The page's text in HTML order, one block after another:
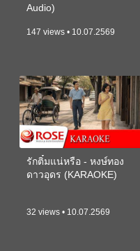
Audio)
147 views • 10.07.2569
รักติ๋มแน่หรือ - หงษ์ทอง
ดาวอุดร (KARAOKE)
32 views • 10.07.2569